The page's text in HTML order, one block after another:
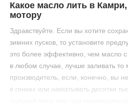
Какое масло лить в
мотору
Здравствуйте. Если вы хотите
зимних пусков, то установите
это более эффективно, чем масло
в любом случае, лучше заливать то
производитель, если, конечно, вы
в гонках или наматывать десятки